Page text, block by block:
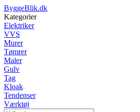
ByggeBlik.dk
Kategorier
Elektriker
VVS
Murer
Tømrer
Maler
Gulv
Tag
Kloak
Tendenser
Værktøj